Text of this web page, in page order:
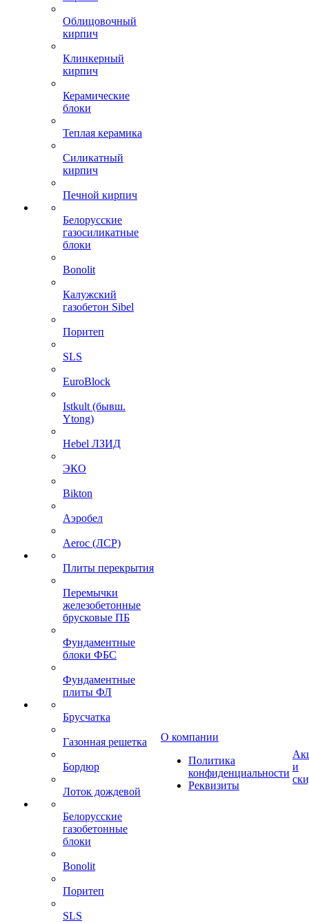
Облицовочный
кирпич
Клинкерный
кирпич
Керамические
блоки
Теплая керамика
Силикатный
кирпич
Печной кирпич
Белорусские
газосиликатные
блоки
Bonolit
Калужский
газобетон Sibel
Поритеп
SLS
EuroBlock
Istkult (бывш.
Ytong)
Hebel ЛЗИД
ЭКО
Bikton
Аэробел
Aeroc (ЛСР)
Плиты перекрытия
Перемычки
железобетонные
брусковые ПБ
Фундаментные
блоки ФБС
Фундаментные
плиты ФЛ
Брусчатка
Газонная решетка
Бордюр
Лоток дождевой
Белорусские
газобетонные
блоки
Bonolit
Поритеп
SLS
О компании
Политика
конфиденциальности
Реквизиты
и